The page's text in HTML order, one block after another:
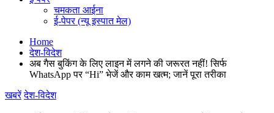
चमकता आईना
ई-पेपर (न्यू इस्पात मेल)
Home
देश-विदेश
अब गैस बुकिंग के लिए लाइन में लगने की जरूरत नहीं! सिर्फ
WhatsApp पर “Hi” भेजें और काम खत्म; जानें पूरा तरीका
खबरें देश-विदेश